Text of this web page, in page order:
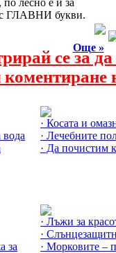
лесно е и за
с ГЛАВНИ букви.
Още »
се за
вода
· Косата и
· Лечебните
· Да почистим
за
· Лъжи за
·
· Морковите –